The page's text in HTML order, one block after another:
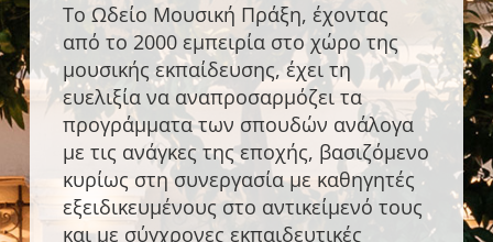
Το Ωδείο Μουσική Πράξη, έχοντας
από το 2000 εμπειρία στο χώρο της
μουσικής εκπαίδευσης, έχει τη
ευελιξία να αναπροσαρμόζει τα
προγράμματα των σπουδών ανάλογα
με τις ανάγκες της εποχής, βασιζόμενο
κυρίως στη συνεργασία με καθηγητές
εξειδικευμένους στο αντικείμενό τους
και με σύγχρονες εκπαιδευτικές